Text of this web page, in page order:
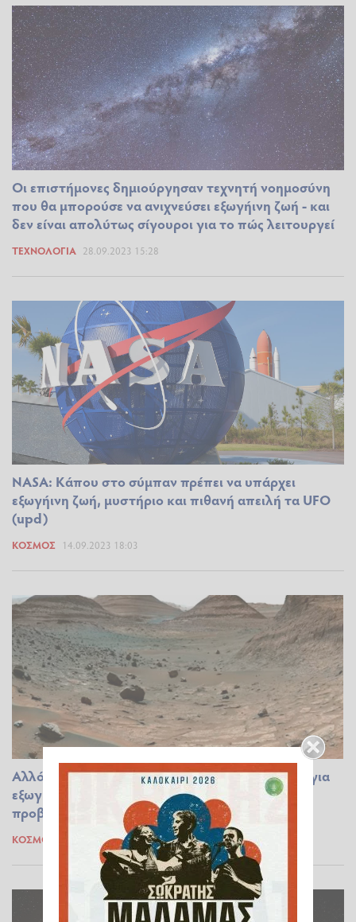
Οι επιστήμονες δημιούργησαν τεχνητή νοημοσύνη
που θα μπορούσε να ανιχνεύσει εξωγήινη ζωή - και
δεν είναι απολύτως σίγουροι για το πώς λειτουργεί
ΤΕΧΝΟΛΟΓΊΑ 28.09.2023 15:28
NASA: Κάπου στο σύμπαν πρέπει να υπάρχει
εξωγήινη ζωή, μυστήριο και πιθανή απειλή τα UFO
(upd)
ΚΌΣΜΟΣ 14.09.2023 18:03
Αλλόκοτος βράχος στον Άρη «γεννά» εικασίες για
εξωγήινους: Οι φωτογραφίες της NASA που
προβληματίζουν τους επιστήμονες
ΚΌΣΜΟΣ 25.07.2023 10:44